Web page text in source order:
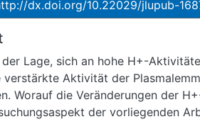
dx.doi.org/10.22029/jlupub-
Lage, sich an hohe H+-
verstärkte Aktivität der
Worauf die Veränderungen der
der vorliegenden